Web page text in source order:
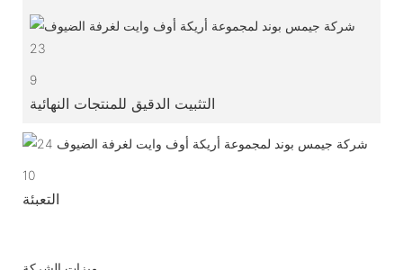
9
التثبيت الدقيق للمنتجات النهائية
10
التعبئة